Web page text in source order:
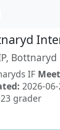
Bottnaryd
IF
2026-
grader